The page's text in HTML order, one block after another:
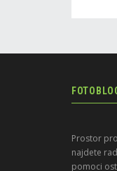
Prostor
najdete
pomoci